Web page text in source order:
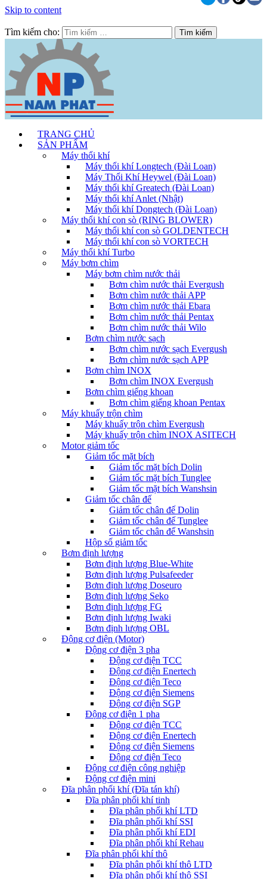
Skip to content
Tìm kiếm cho:
TRANG CHỦ
SẢN PHẨM
Máy thổi khí
Máy thổi khí Longtech (Đài Loan)
Máy Thổi Khí Heywel (Đài Loan)
Máy thổi khí Greatech (Đài Loan)
Máy thổi khí Anlet (Nhật)
Máy thổi khí Dongtech (Đài Loan)
Máy thổi khí con sò (RING BLOWER)
Máy thổi khí con sò GOLDENTECH
Máy thổi khí con sò VORTECH
Máy thổi khí Turbo
Máy bơm chìm
Máy bơm chìm nước thải
Bơm chìm nước thải Evergush
Bơm chìm nước thải APP
Bơm chìm nước thải Ebara
Bơm chìm nước thải Pentax
Bơm chìm nước thải Wilo
Bơm chìm nước sạch
Bơm chìm nước sạch Evergush
Bơm chìm nước sạch APP
Bơm chìm INOX
Bơm chìm INOX Evergush
Bơm chìm giếng khoan
Bơm chìm giếng khoan Pentax
Máy khuấy trộn chìm
Máy khuấy trộn chìm Evergush
Máy khuấy trộn chìm INOX ASITECH
Motor giảm tốc
Giảm tốc mặt bích
Giảm tốc mặt bích Dolin
Giảm tốc mặt bích Tunglee
Giảm tốc mặt bích Wanshsin
Giảm tốc chân đế
Giảm tốc chân đế Dolin
Giảm tốc chân đế Tunglee
Giảm tốc chân đế Wanshsin
Hộp số giảm tốc
Bơm định lượng
Bơm định lượng Blue-White
Bơm định lượng Pulsafeeder
Bơm định lượng Doseuro
Bơm định lượng Seko
Bơm định lượng FG
Bơm định lượng Iwaki
Bơm định lượng OBL
Động cơ điện (Motor)
Động cơ điện 3 pha
Động cơ điện TCC
Động cơ điện Enertech
Động cơ điện Teco
Động cơ điện Siemens
Động cơ điện SGP
Động cơ điện 1 pha
Động cơ điện TCC
Động cơ điện Enertech
Động cơ điện Siemens
Động cơ điện Teco
Động cơ điện công nghiệp
Động cơ điện mini
Đĩa phân phối khí (Đĩa tán khí)
Đĩa phân phối khí tinh
Đĩa phân phối khí LTD
Đĩa phân phối khí SSI
Đĩa phân phối khí EDI
Đĩa phân phối khí Rehau
Đĩa phân phối khí thô
Đĩa phân phối khí thô LTD
Đĩa phân phối khí thô SSI